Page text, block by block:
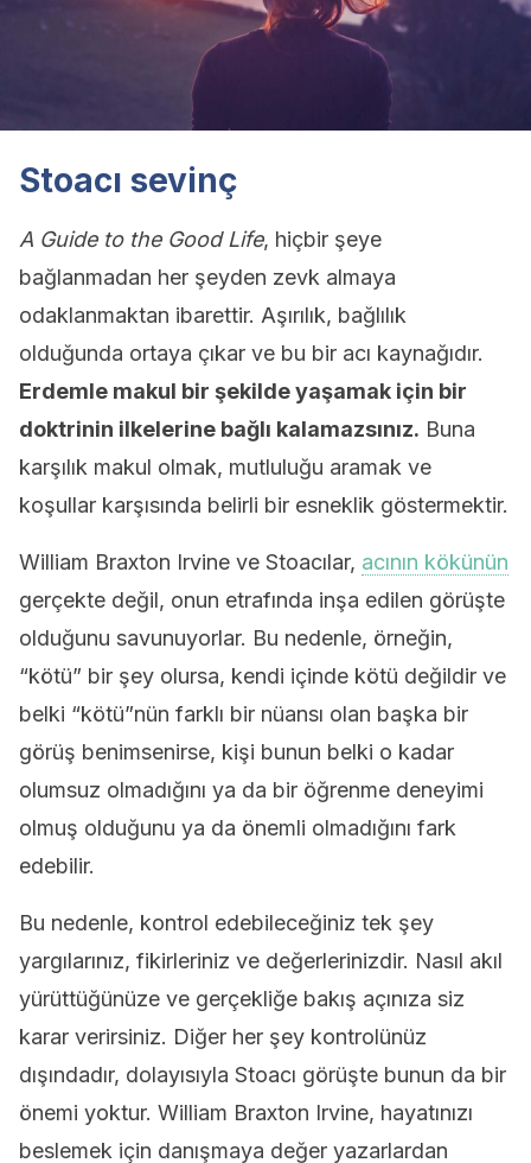
Stoacı sevinç
A Guide to the Good Life, hiçbir şeye
bağlanmadan her şeyden zevk almaya
odaklanmaktan ibarettir. Aşırılık, bağlılık
olduğunda ortaya çıkar ve bu bir acı kaynağıdır.
Erdemle makul bir şekilde yaşamak için bir
doktrinin ilkelerine bağlı kalamazsınız. Buna
karşılık makul olmak, mutluluğu aramak ve
koşullar karşısında belirli bir esneklik göstermektir.
William Braxton Irvine ve Stoacılar, acının kökünün
gerçekte değil, onun etrafında inşa edilen görüşte
olduğunu savunuyorlar. Bu nedenle, örneğin,
“kötü” bir şey olursa, kendi içinde kötü değildir ve
belki “kötü”nün farklı bir nüansı olan başka bir
görüş benimsenirse, kişi bunun belki o kadar
olumsuz olmadığını ya da bir öğrenme deneyimi
olmuş olduğunu ya da önemli olmadığını fark
edebilir.
Bu nedenle, kontrol edebileceğiniz tek şey
yargılarınız, fikirleriniz ve değerlerinizdir. Nasıl akıl
yürüttüğünüze ve gerçekliğe bakış açınıza siz
karar verirsiniz. Diğer her şey kontrolünüz
dışındadır, dolayısıyla Stoacı görüşte bunun da bir
önemi yoktur. William Braxton Irvine, hayatınızı
beslemek için danışmaya değer yazarlardan